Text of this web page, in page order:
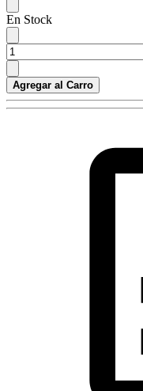
En Stock
Agregar al Carro